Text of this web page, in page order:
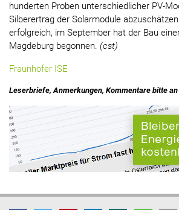
hunderten Proben unterschiedlicher PV-
Silberertrag der Solarmodule
erfolgreich, im September hat der Bau
Magdeburg begonnen. (cst)
Fraunhofer ISE
Leserbriefe, Anmerkungen, Kommentare bitte